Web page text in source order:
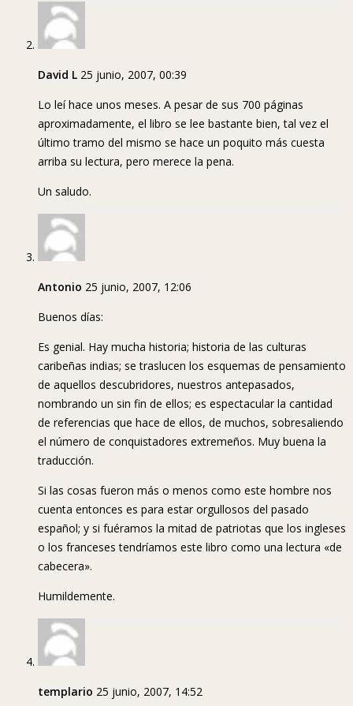
David L 25 junio, 2007, 00:39
Lo leí hace unos meses. A pesar de sus 700 páginas
aproximadamente, el libro se lee bastante bien, tal vez el
último tramo del mismo se hace un poquito más cuesta
arriba su lectura, pero merece la pena.
Un saludo.
Antonio 25 junio, 2007, 12:06
Buenos días:
Es genial. Hay mucha historia; historia de las culturas
caribeñas indias; se traslucen los esquemas de pensamiento
de aquellos descubridores, nuestros antepasados,
nombrando un sin fin de ellos; es espectacular la cantidad
de referencias que hace de ellos, de muchos, sobresaliendo
el número de conquistadores extremeños. Muy buena la
traducción.
Si las cosas fueron más o menos como este hombre nos
cuenta entonces es para estar orgullosos del pasado
español; y si fuéramos la mitad de patriotas que los ingleses
o los franceses tendríamos este libro como una lectura «de
cabecera».
Humildemente.
templario 25 junio, 2007, 14:52